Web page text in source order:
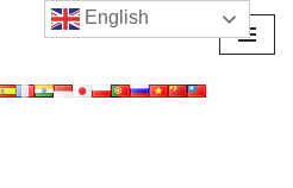
English